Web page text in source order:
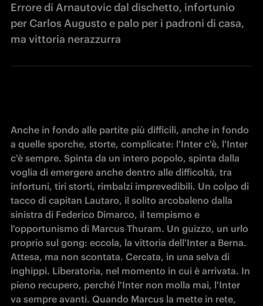
Errore di Arnautovic dal dischetto, infortunio
per Carlos Augusto e palo per i padroni di casa,
ma vittoria nerazzurra
Anche in fondo alle partite più difficili, anche in fondo
a quelle sporche, storte, complicate: l'Inter c'è, l'Inter
c'è sempre. Spinta da un intero popolo, spinta dalla
voglia di emergere anche dentro alle difficoltà, tra
infortuni, tiri storti, rimbalzi imprevedibili. Un colpo di
tacco di capitan Lautaro, il solito arcobaleno dalla
sinistra di Federico Dimarco, il tempismo e
l'opportunismo di Marcus Thuram. Un guizzo, un urlo
proprio sul gong: eccola, la vittoria dell'Inter a Berna.
Attesa, ma non scontata. Cercata, in una selva di
inghippi. Liberatoria, nel momento in cui è arrivata. In
pieno recupero, perché l'Inter non molla mai, l'Inter
va sempre avanti. Quando Marcus la mette in rete,